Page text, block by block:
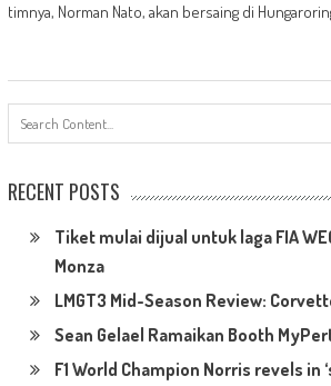
timnya, Norman Nato, akan bersaing di
RECENT POSTS
Tiket mulai dijual untuk laga FIA
Monza
LMGT3 Mid-Season Review:
Sean Gelael Ramaikan Booth
F1 World Champion Norris revels in